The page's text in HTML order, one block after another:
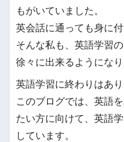
もがいていました。
英会話に通っても身に
そんな私も、英語学習
徐々に出来るようになり
英語学習に終わりはあり
このブログでは、英語
たい方に向けて、英語
しています。